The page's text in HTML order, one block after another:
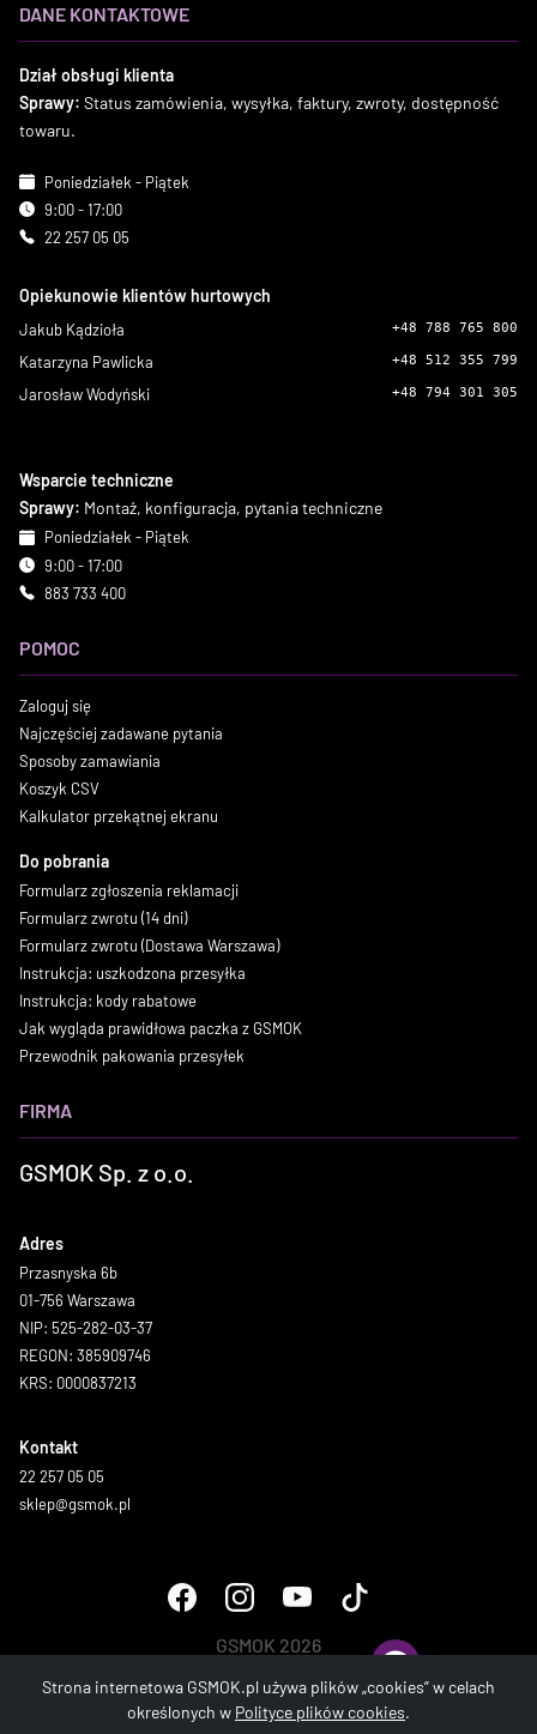
DANE KONTAKTOWE
Dział obsługi klienta
Sprawy: Status zamówienia, wysyłka, faktury, zwroty, dostępność
towaru.
Poniedziałek - Piątek
9:00 - 17:00
22 257 05 05
Opiekunowie klientów hurtowych
Jakub Kądzioła +48 788 765 800
Katarzyna Pawlicka +48 512 355 799
Jarosław Wodyński +48 794 301 305
Wsparcie techniczne
Sprawy: Montaż, konfiguracja, pytania techniczne
Poniedziałek - Piątek
9:00 - 17:00
883 733 400
POMOC
Zaloguj się
Najczęściej zadawane pytania
Sposoby zamawiania
Koszyk CSV
Kalkulator przekątnej ekranu
Do pobrania
Formularz zgłoszenia reklamacji
Formularz zwrotu (14 dni)
Formularz zwrotu (Dostawa Warszawa)
Instrukcja: uszkodzona przesyłka
Instrukcja: kody rabatowe
Jak wygląda prawidłowa paczka z GSMOK
Przewodnik pakowania przesyłek
FIRMA
GSMOK Sp. z o.o.
Adres
Przasnyska 6b
01-756 Warszawa
NIP: 525-282-03-37
REGON: 385909746
KRS: 0000837213
Kontakt
22 257 05 05
sklep@gsmok.pl
GSMOK 2026
Strona internetowa GSMOK.pl używa plików „cookies” w celach
określonych w Polityce plików cookies.